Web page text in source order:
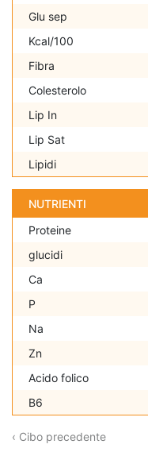
Glu sep
Kcal/100
Fibra
Colesterolo
Lip In
Lip Sat
Lipidi
NUTRIENTI
Proteine
glucidi
Ca
P
Na
Zn
Acido folico
B6
‹ Cibo precedente